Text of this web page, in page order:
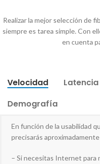
Realizar la mejor selección de
siempre es tarea simple. Con
en cuenta
Velocidad Latencia
Demografía
En función de la usabilidad
precisarás
– Si necesitas Internet para